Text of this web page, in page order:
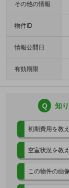
その他の情報
物件ID
情報公開日
有効期限
Q 知
初期費用を教
空室状況を教
この物件の画